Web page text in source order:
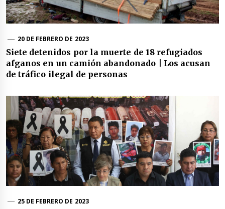
20 DE FEBRERO DE 2023
Siete detenidos por la muerte de 18 refugiados
afganos en un camión abandonado | Los acusan
de tráfico ilegal de personas
25 DE FEBRERO DE 2023